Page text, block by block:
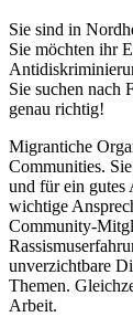
Sie sind in
Sie möchten ihr
Sie suchen nach
genau richtig!
Migrantiche
Communities.
und für ein gutes
wichtige
Community-
unverzichtbare
Themen.
Arbeit.